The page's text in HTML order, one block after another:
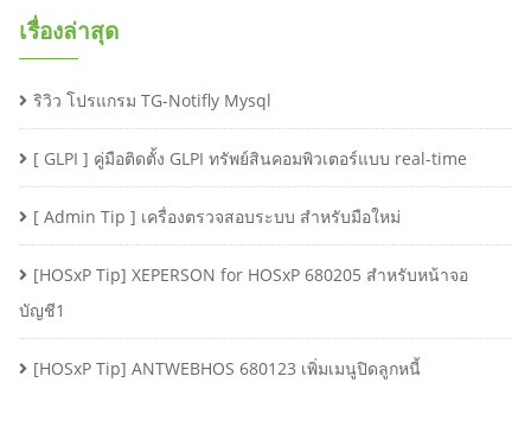
เรื่องล่าสุด
ริวิว โปรแกรม TG-Notifly Mysql
[ GLPI ] คู่มือติดตั้ง GLPI ทรัพย์สินคอมพิวเตอร์แบบ real-time
[ Admin Tip ] เครื่องตรวจสอบระบบ สำหรับมือใหม่
[HOSxP Tip] XEPERSON for HOSxP 680205 สำหรับหน้าจอ
บัญชี1
[HOSxP Tip] ANTWEBHOS 680123 เพิ่มเมนูปิดลูกหนี้